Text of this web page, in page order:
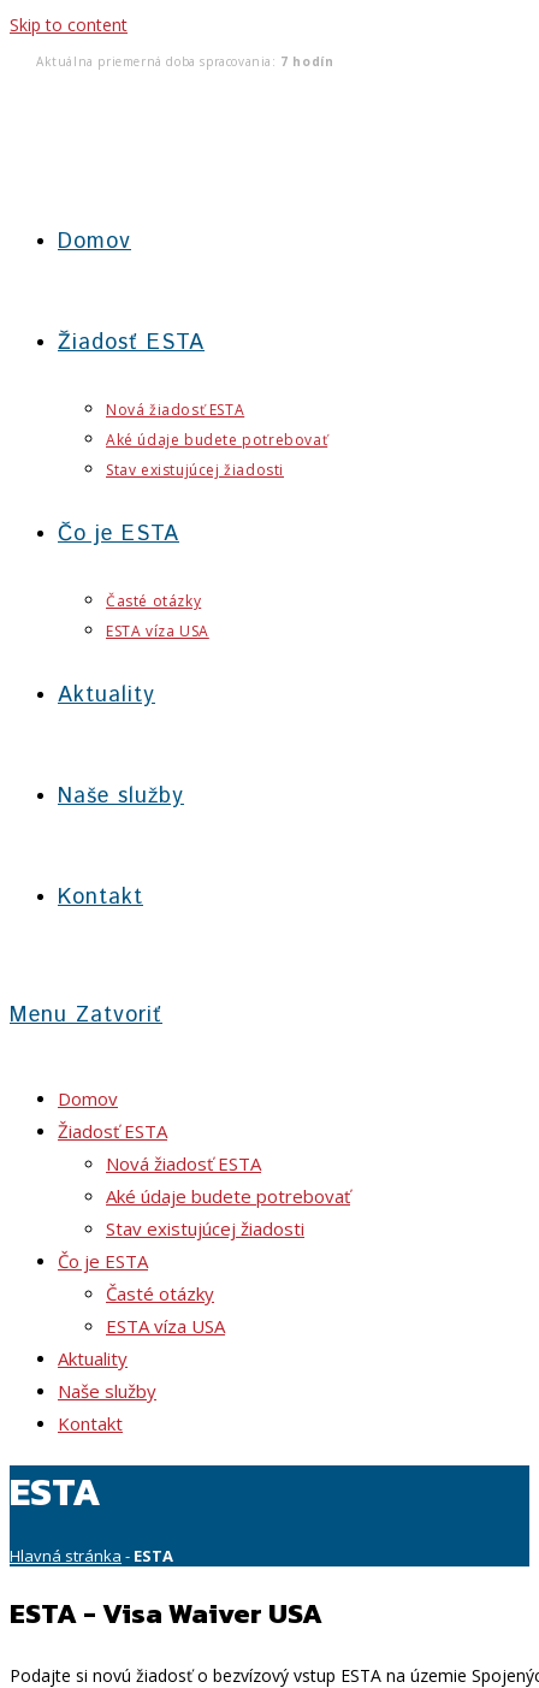
Skip to content
Aktuálna priemerná doba spracovania: 7 hodín
Domov
Žiadosť ESTA
Nová žiadosť ESTA
Aké údaje budete potrebovať
Stav existujúcej žiadosti
Čo je ESTA
Časté otázky
ESTA víza USA
Aktuality
Naše služby
Kontakt
Menu Zatvoriť
Domov
Žiadosť ESTA
Nová žiadosť ESTA
Aké údaje budete potrebovať
Stav existujúcej žiadosti
Čo je ESTA
Časté otázky
ESTA víza USA
Aktuality
Naše služby
Kontakt
ESTA
Hlavná stránka - ESTA
ESTA - Visa Waiver USA
Podajte si novú žiadosť o bezvízový vstup ESTA na územie